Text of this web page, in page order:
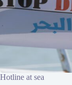
Hotline at sea